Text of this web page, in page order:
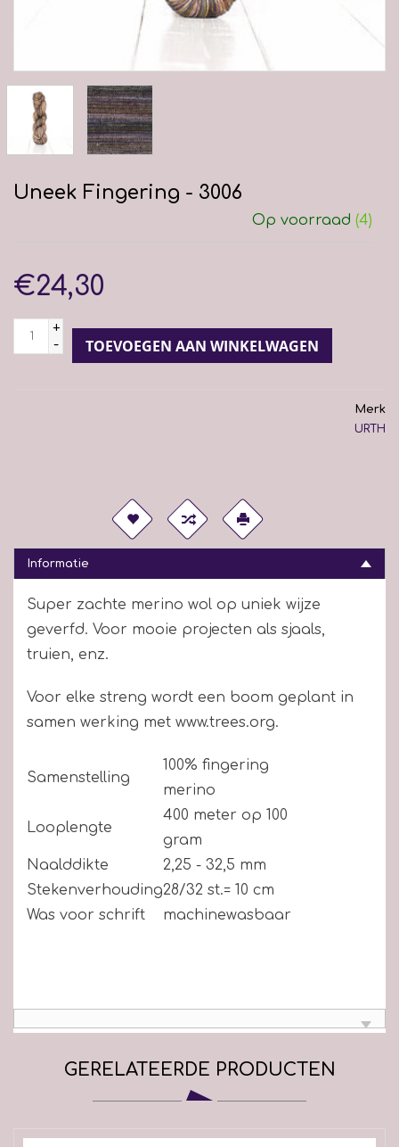
Uneek Fingering - 3006
Op voorraad (4)
€24,30
+
-
TOEVOEGEN AAN WINKELWAGEN
Merk
URTH
Informatie
Super zachte merino wol op uniek wijze
geverfd. Voor mooie projecten als sjaals,
truien, enz.
Voor elke streng wordt een boom geplant in
samen werking met www.trees.org.
Samenstelling
100% fingering
merino
Looplengte
400 meter op 100
gram
Naalddikte
2,25 - 32,5 mm
Stekenverhouding28/32 st.= 10 cm
Was voor schrift
machinewasbaar
GERELATEERDE PRODUCTEN